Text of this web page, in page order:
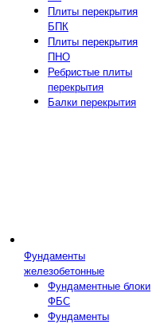
Плиты перекрытия
БПК
Плиты перекрытия
ПНО
Ребристые плиты
перекрытия
Балки перекрытия
Фундаменты
железобетонные
Фундаментные блоки
ФБС
Фундаменты